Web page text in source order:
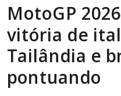
MotoGP
vitória de
Tailândia e
pontuando